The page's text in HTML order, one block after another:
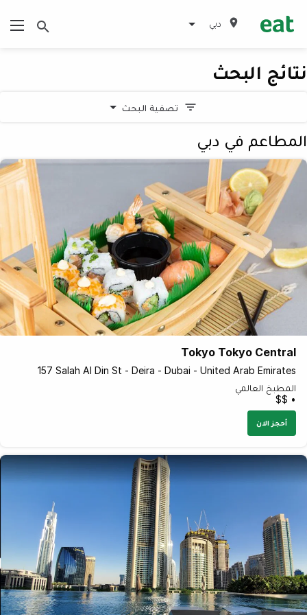
دبي
نتائج البحث
تصفية البحث
المطاعم في دبي
Tokyo Tokyo Central
157 Salah Al Din St - Deira - Dubai - United Arab Emirates
المطبخ العالمي
• $$
أحجز الان